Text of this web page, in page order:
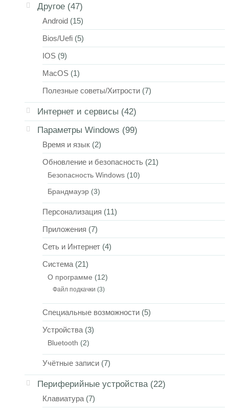
Другое (47)
Android (15)
Bios/Uefi (5)
IOS (9)
MacOS (1)
Полезные советы/Хитрости (7)
Интернет и сервисы (42)
Параметры Windows (99)
Время и язык (2)
Обновление и безопасность (21)
Безопасность Windows (10)
Брандмауэр (3)
Персонализация (11)
Приложения (7)
Сеть и Интернет (4)
Система (21)
О программе (12)
Файл подкачки (3)
Специальные возможности (5)
Устройства (3)
Bluetooth (2)
Учётные записи (7)
Периферийные устройства(22)
Клавиатура (7)